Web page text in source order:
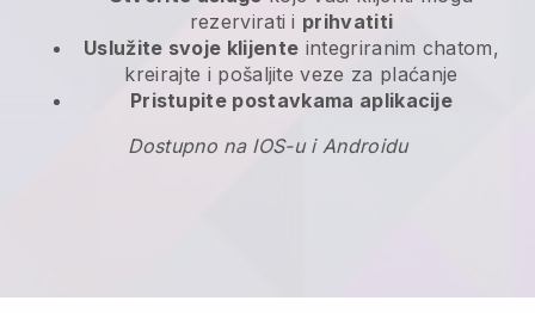
rezervirati i prihvatiti
Uslužite svoje klijente integriranim chatom,
kreirajte i pošaljite veze za plaćanje
Pristupite postavkama aplikacije
Dostupno na IOS-u i Androidu